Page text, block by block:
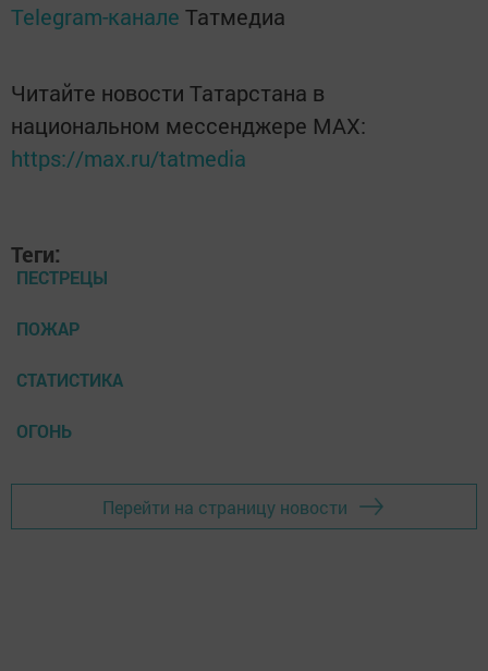
Telegram-канале Татмедиа
Читайте новости Татарстана в
национальном мессенджере MАХ:
https://max.ru/tatmedia
Теги:
ПЕСТРЕЦЫ
ПОЖАР
СТАТИСТИКА
ОГОНЬ
Перейти на страницу новости